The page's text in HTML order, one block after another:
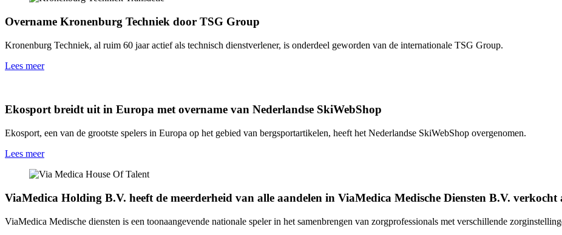
Overname Kronenburg Techniek door TSG Group
Kronenburg Techniek, al ruim 60 jaar actief als technisch dienstverlener, is onderdeel geworden van de internationale TSG Group.
Lees meer
Ekosport breidt uit in Europa met overname van Nederlandse SkiWebShop
Ekosport, een van de grootste spelers in Europa op het gebied van bergsportartikelen, heeft het Nederlandse SkiWebShop overgenomen.
Lees meer
ViaMedica Holding B.V. heeft de meerderheid van alle aandelen in ViaMedica Medische Diensten B.V. verkocht
ViaMedica Medische diensten is een toonaangevende nationale speler in het samenbrengen van zorgprofessionals met verschillende